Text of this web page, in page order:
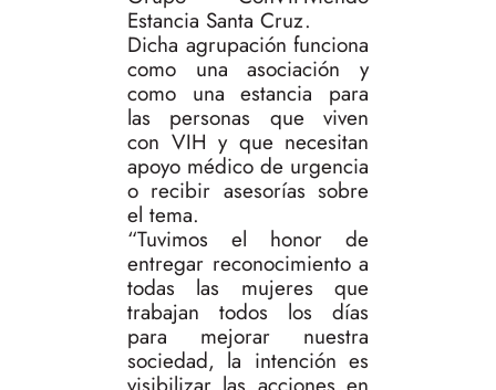
Estancia Santa Cruz.
Dicha agrupación funciona
como una asociación y
como una estancia para
las personas que viven
con VIH y que necesitan
apoyo médico de urgencia
o recibir asesorías sobre
el tema.
“Tuvimos el honor de
entregar reconocimiento a
todas las mujeres que
trabajan todos los días
para mejorar nuestra
sociedad, la intención es